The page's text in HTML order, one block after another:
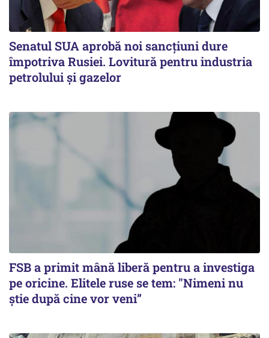
Senatul SUA aprobă noi sancțiuni dure
împotriva Rusiei. Lovitură pentru industria
petrolului și gazelor
FSB a primit mână liberă pentru a investiga
pe oricine. Elitele ruse se tem: "Nimeni nu
știe după cine vor veni”